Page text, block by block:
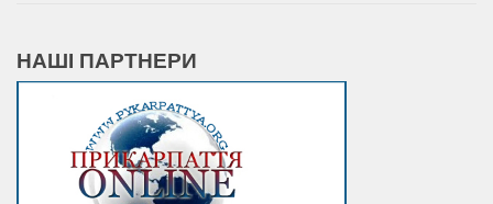
НАШІ ПАРТНЕРИ